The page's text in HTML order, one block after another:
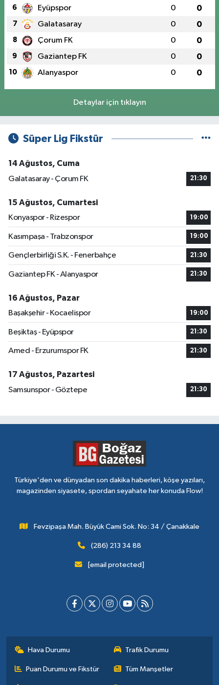
6 Eyüpspor 0 0
7 Galatasaray 0 0
8 Çorum FK 0 0
9 Gaziantep FK 0 0
10 Alanyaspor 0 0
Detaylar için tıklayın
Süper Lig Fikstür
14 Ağustos, Cuma
Galatasaray - Çorum FK
21:30
15 Ağustos, Cumartesi
Konyaspor - Rizespor
19:00
Kasımpaşa - Trabzonspor 19:00
Gençlerbirliği S.K. - Fenerbahçe 21:30
Gaziantep FK - Alanyaspor 21:30
16 Ağustos, Pazar
Başakşehir - Kocaelispor
19:00
Beşiktaş - Eyüpspor 21:30
Amed - Erzurumspor FK 21:30
17 Ağustos, Pazartesi
Samsunspor - Göztepe
21:30
Türkiye'den ve dünyadan son dakika haberleri, köşe yazıları,
magazinden siyasete, spordan seyahate her konuda Flow!
Fevzipaşa Mah. Büyük Cami Sok. No: 34 / Çanakkale
(286) 213 34 88
[email protected]
Hava Durumu Trafik Durumu
Puan Durumu ve Fikstür Tüm Manşetler